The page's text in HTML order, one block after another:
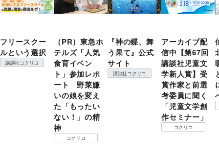
フリースクー
ルという選択
講談社コクリコ
（PR）東急ホ
テルズ「人気
食育イベン
ト」参加レポ
ート 野菜嫌
いの娘を変え
た「もったい
ない！」の精
神
コクリコ
『神の蝶、舞
う果て』公式
サイト
講談社コクリコ
アーカイブ配
信中【第67回
講談社児童文
学新人賞】受
賞作家と前選
考委員に聞く
「児童文学創
作セミナー」
コクリコ